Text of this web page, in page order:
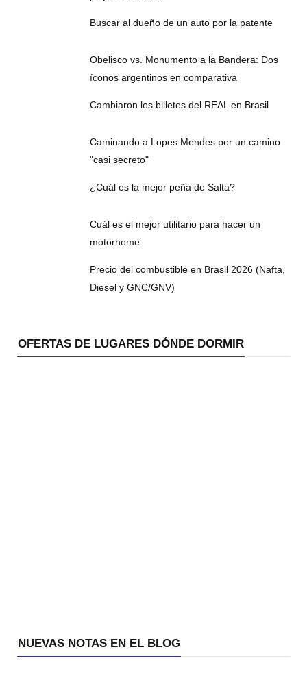
Buscar al dueño de un auto por la patente
Obelisco vs. Monumento a la Bandera: Dos
íconos argentinos en comparativa
Cambiaron los billetes del REAL en Brasil
Caminando a Lopes Mendes por un camino
"casi secreto"
¿Cuál es la mejor peña de Salta?
Cuál es el mejor utilitario para hacer un
motorhome
Precio del combustible en Brasil 2026 (Nafta,
Diesel y GNC/GNV)
OFERTAS DE LUGARES DÓNDE DORMIR
NUEVAS NOTAS EN EL BLOG